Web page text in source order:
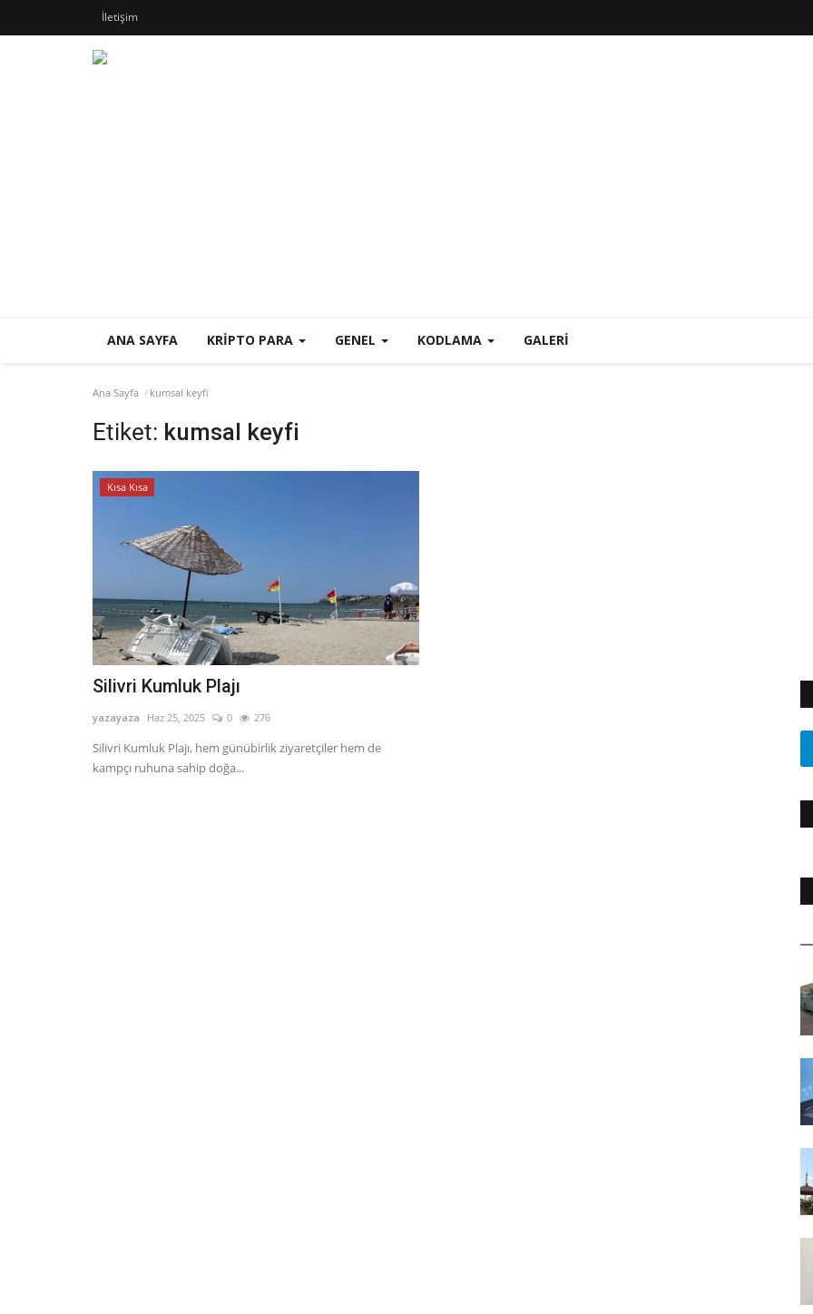
İletişim
ANA SAYFA KRIPTO PARA GENEL KODLAMA GALERI
Ana Sayfa kumsal keyfi
Etiket: kumsal keyfi
Kısa Kısa
Silivri Kumluk Plajı
yazayaza Haz 25, 2025 0 276
Silivri Kumluk Plajı, hem günübirlik ziyaretçiler hem de
kampçı ruhuna sahip doğa...